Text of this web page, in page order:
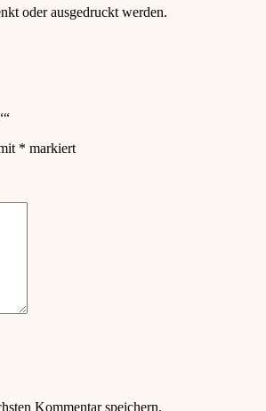
oder ausgedruckt werden.
* markiert
Kommentar speichern.